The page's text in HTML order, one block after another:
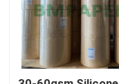
उत्पाद
हमारे बारे में